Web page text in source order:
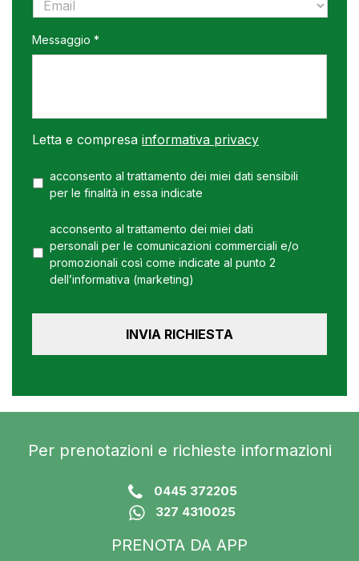
Messaggio *
Letta e compresa informativa privacy
acconsento al trattamento dei miei dati sensibili
per le finalità in essa indicate
acconsento al trattamento dei miei dati
personali per le comunicazioni commerciali e/o
promozionali così come indicate al punto 2
dell’informativa (marketing)
Per prenotazioni e richieste informazioni
0445 372205
327 4310025
PRENOTA DA APP